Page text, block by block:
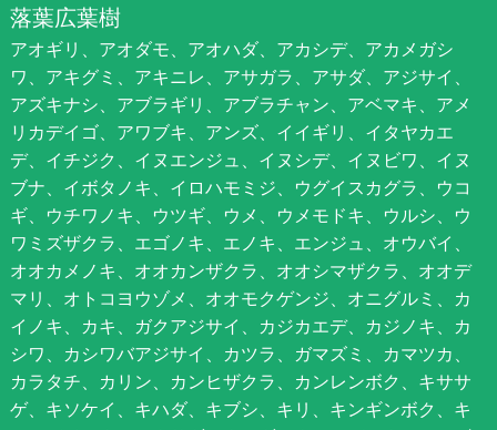
落葉広葉樹
アオギリ、アオダモ、アオハダ、アカシデ、アカメガシ
ワ、アキグミ、アキニレ、アサガラ、アサダ、アジサイ、
アズキナシ、アブラギリ、アブラチャン、アベマキ、アメ
リカデイゴ、アワブキ、アンズ、イイギリ、イタヤカエ
デ、イチジク、イヌエンジュ、イヌシデ、イヌビワ、イヌ
ブナ、イボタノキ、イロハモミジ、ウグイスカグラ、ウコ
ギ、ウチワノキ、ウツギ、ウメ、ウメモドキ、ウルシ、ウ
ワミズザクラ、エゴノキ、エノキ、エンジュ、オウバイ、
オオカメノキ、オオカンザクラ、オオシマザクラ、オオデ
マリ、オトコヨウゾメ、オオモクゲンジ、オニグルミ、カ
イノキ、カキ、ガクアジサイ、カジカエデ、カジノキ、カ
シワ、カシワバアジサイ、カツラ、ガマズミ、カマツカ、
カラタチ、カリン、カンヒザクラ、カンレンボク、キササ
ゲ、キソケイ、キハダ、キブシ、キリ、キンギンボク、キ